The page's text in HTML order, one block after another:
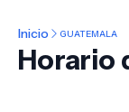
Inicio GUATEMALA
Horario